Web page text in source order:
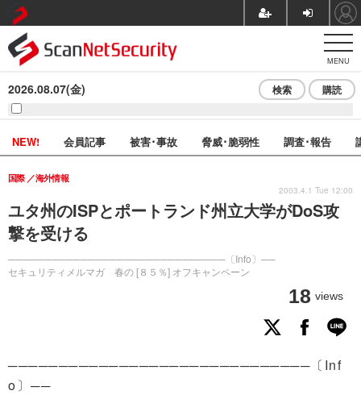
MENU
2026.08.07(金) 検索 購読
NEW! 会員記事 被害･事故 脅威･脆弱性 調査･報告
ユタ州のISPとポートランド州立大学がDoS攻
撃を受ける
──────────────────────────────〔Info〕──
セキュリティメルマガ 春の [８５％] オフキャンペーン
国際 海外情報
18 views
2003.4.1 Tue 12:00
──────────────────────────────〔Inf
o〕──